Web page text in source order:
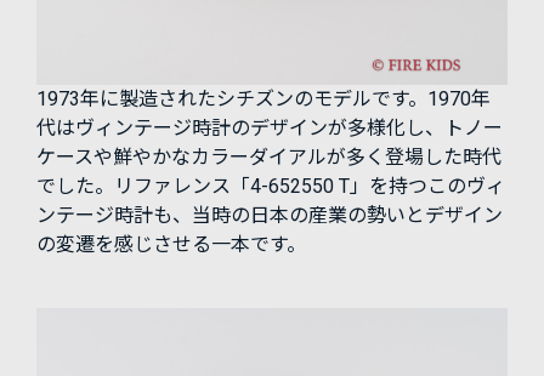
1973年に製造されたシチズンのモデルです。1970年
代はヴィンテージ時計のデザインが多様化し、トノー
ケースや鮮やかなカラーダイアルが多く登場した時代
でした。リファレンス「4-652550 T」を持つこのヴィ
ンテージ時計も、当時の日本の産業の勢いとデザイン
の変遷を感じさせる一本です。